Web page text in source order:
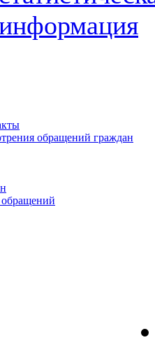
обращений граждан
обращений